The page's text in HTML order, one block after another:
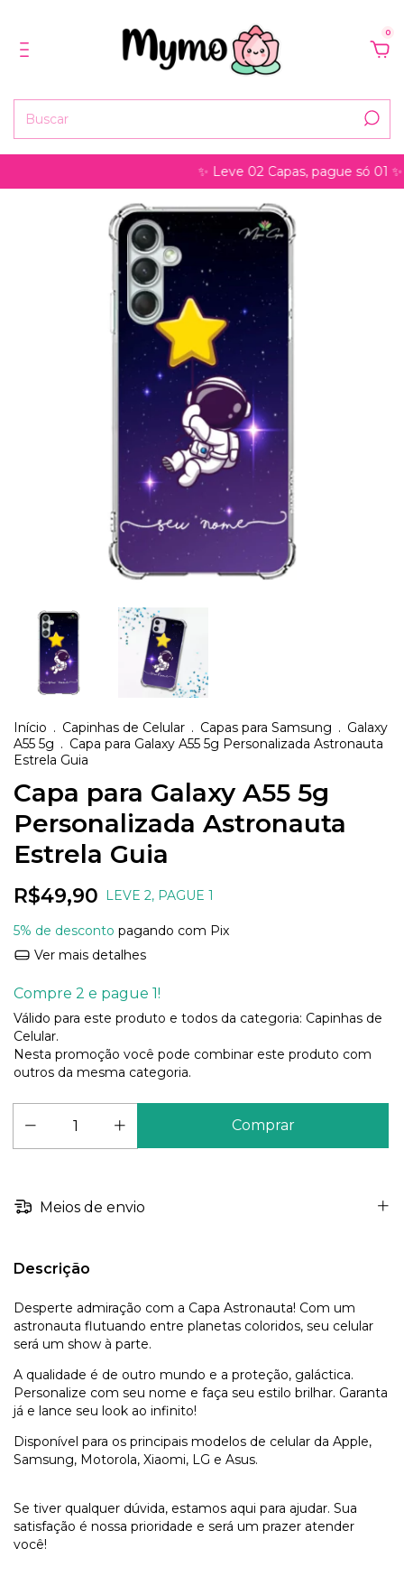
0
✨ Leve 02 Capas, pague só 01 ✨
Início . Capinhas de Celular . Capas para Samsung . Galaxy
A55 5g . Capa para Galaxy A55 5g Personalizada Astronauta
Estrela Guia
Capa para Galaxy A55 5g
Personalizada Astronauta
Estrela Guia
R$49,90 LEVE 2, PAGUE 1
5% de desconto pagando com Pix
Ver mais detalhes
Compre 2 e pague 1!
Válido para este produto e todos da categoria: Capinhas de
Celular.
Nesta promoção você pode combinar este produto com
outros da mesma categoria.
Meios de envio
Descrição
Desperte admiração com a Capa Astronauta! Com um
astronauta flutuando entre planetas coloridos, seu celular
será um show à parte.
A qualidade é de outro mundo e a proteção, galáctica.
Personalize com seu nome e faça seu estilo brilhar. Garanta
já e lance seu look ao infinito!
Disponível para os principais modelos de celular da Apple,
Samsung, Motorola, Xiaomi, LG e Asus.
Se tiver qualquer dúvida, estamos aqui para ajudar. Sua
satisfação é nossa prioridade e será um prazer atender
você!